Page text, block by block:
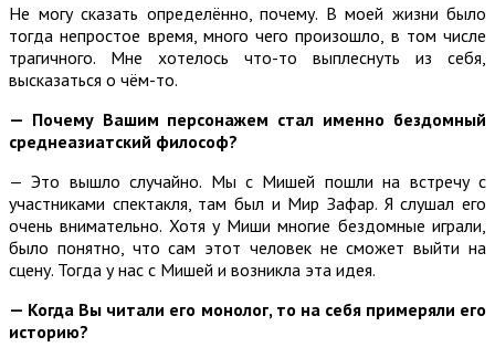
Не могу сказать определённо, почему. В моей жизни было
тогда непростое время, много чего произошло, в том числе
трагичного. Мне хотелось что-то выплеснуть из себя,
высказаться о чём-то.
— Почему Вашим персонажем стал именно бездомный
среднеазиатский философ?
— Это вышло случайно. Мы с Мишей пошли на встречу с
участниками спектакля, там был и Мир Зафар. Я слушал его
очень внимательно. Хотя у Миши многие бездомные играли,
было понятно, что сам этот человек не сможет выйти на
сцену. Тогда у нас с Мишей и возникла эта идея.
— Когда Вы читали его монолог, то на себя примеряли его
историю?